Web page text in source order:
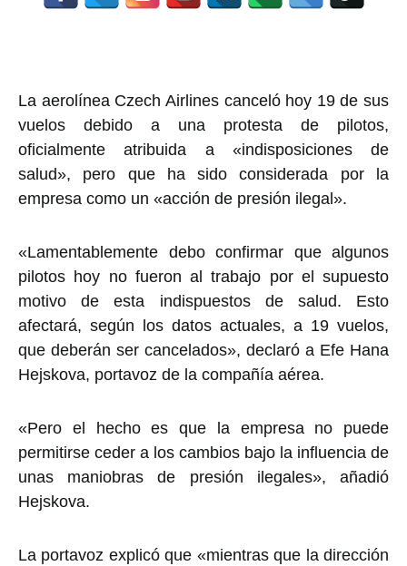
La aerolínea Czech Airlines canceló hoy 19 de sus
vuelos debido a una protesta de pilotos,
oficialmente atribuida a «indisposiciones de
salud», pero que ha sido considerada por la
empresa como un «acción de presión ilegal».
«Lamentablemente debo confirmar que algunos
pilotos hoy no fueron al trabajo por el supuesto
motivo de esta indispuestos de salud. Esto
afectará, según los datos actuales, a 19 vuelos,
que deberán ser cancelados», declaró a Efe Hana
Hejskova, portavoz de la compañía aérea.
«Pero el hecho es que la empresa no puede
permitirse ceder a los cambios bajo la influencia de
unas maniobras de presión ilegales», añadió
Hejskova.
La portavoz explicó que «mientras que la dirección